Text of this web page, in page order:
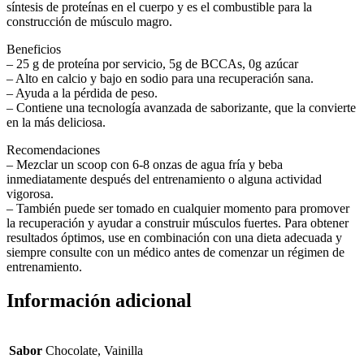
síntesis de proteínas en el cuerpo y es el combustible para la
construcción de músculo magro.
Beneficios
– 25 g de proteína por servicio, 5g de BCCAs, 0g azúcar
– Alto en calcio y bajo en sodio para una recuperación sana.
– Ayuda a la pérdida de peso.
– Contiene una tecnología avanzada de saborizante, que la convierte
en la más deliciosa.
Recomendaciones
– Mezclar un scoop con 6-8 onzas de agua fría y beba
inmediatamente después del entrenamiento o alguna actividad
vigorosa.
– También puede ser tomado en cualquier momento para promover
la recuperación y ayudar a construir músculos fuertes. Para obtener
resultados óptimos, use en combinación con una dieta adecuada y
siempre consulte con un médico antes de comenzar un régimen de
entrenamiento.
Información adicional
Sabor Chocolate, Vainilla